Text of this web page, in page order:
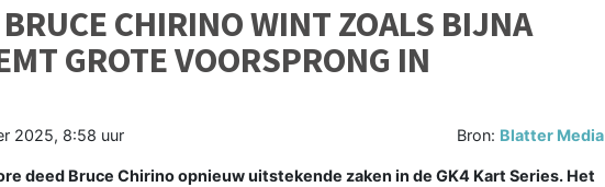
CHIRINO WINT ZOALS BIJNA
GROTE VOORSPRONG IN
2025, 8:58 uur Bron: Blatter Media
deed Bruce Chirino opnieuw uitstekende zaken in de GK4 Kart Series. Het